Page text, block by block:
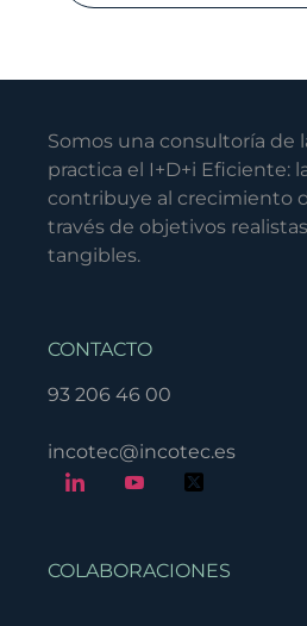
Somos una consultoría de
practica el I+D+i Eficiente:
contribuye al crecimiento
través de objetivos
tangibles.
CONTACTO
93 206 46 00
incotec@incotec.es
COLABORACIONES